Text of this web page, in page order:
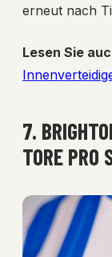
erneut nach
Lesen Sie
7.
TORE PRO